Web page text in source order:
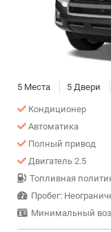
5 Места 5 Двери
Кондиционер
Автоматика
Полный привод
Двигатель 2.5
Топливная
Пробег:
Минимальный